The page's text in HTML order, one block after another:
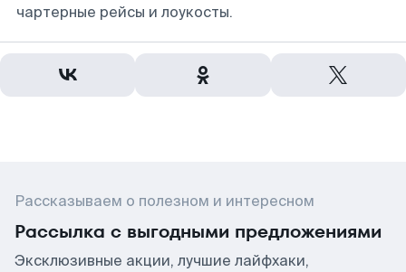
чартерные рейсы и лоукосты.
Рассказываем о полезном и интересном
Рассылка с выгодными предложениями
Эксклюзивные акции, лучшие лайфхаки,